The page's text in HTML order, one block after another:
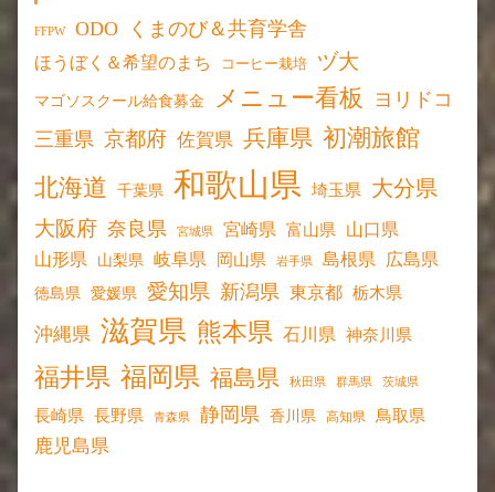
FFPW ODO くまのび＆共育学舎
ほうぼく＆希望のまち コーヒー栽培 ヅ大
マゴソスクール給食募金 メニュー看板
ヨリドコ
三重県 京都府 佐賀県 兵庫県 初潮旅館
北海道
千葉県 和歌山県 埼玉県 大分県
大阪府 奈良県 宮城県 宮崎県 富山県 山口県
山形県 山梨県 岐阜県 岡山県 岩手県 島根県 広島県
徳島県 愛媛県 愛知県 新潟県 東京都 栃木県
沖縄県 滋賀県 熊本県 石川県 神奈川県
福井県 福岡県 福島県 秋田県 群馬県 茨城県
長崎県 長野県 青森県 静岡県 香川県 高知県 鳥取県
鹿児島県